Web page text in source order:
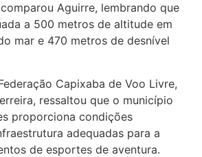
Aguirre, lembrando que
a 500 metros de altitude em
mar e 470 metros de desnível
Capixaba de Voo Livre,
ressaltou que o município
proporciona condições
adequadas para a
de esportes de aventura.